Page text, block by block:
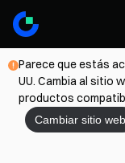
Parece que estás
UU. Cambia al sitio
productos
Cambiar sitio web